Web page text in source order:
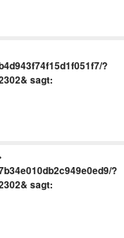
?
sagt:
?
sagt: